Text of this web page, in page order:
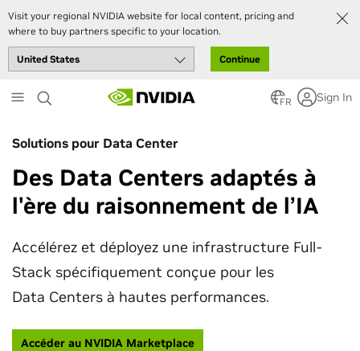
Visit your regional NVIDIA website for local content, pricing and
where to buy partners specific to your location.
Continue
to
content
FR Sign In
Solutions pour Data Center
Des Data Centers adaptés à
l'ère du raisonnement de l’IA
Accélérez et déployez une infrastructure Full-
Stack spécifiquement conçue pour les
Data Centers à hautes performances.
Accéder au NVIDIA Marketplace